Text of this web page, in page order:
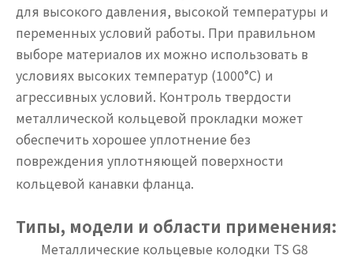
для высокого давления, высокой температуры и
переменных условий работы. При правильном
выборе материалов их можно использовать в
условиях высоких температур (1000°С) и
агрессивных условий. Контроль твердости
металлической кольцевой прокладки может
обеспечить хорошее уплотнение без
повреждения уплотняющей поверхности
кольцевой канавки фланца.
Типы, модели и области применения:
Металлические кольцевые колодки TS G8